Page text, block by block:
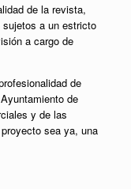
de la revista,
a un estricto
a cargo de
de
de
y de las
sea ya, una